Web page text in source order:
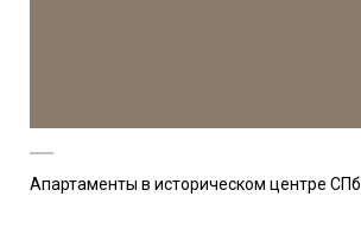
Апартаменты в историческом центре СПб